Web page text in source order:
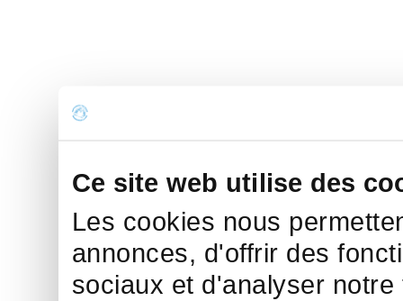
Ce site web utilise des
Les cookies nous
annonces, d'offrir des
sociaux et d'analyser